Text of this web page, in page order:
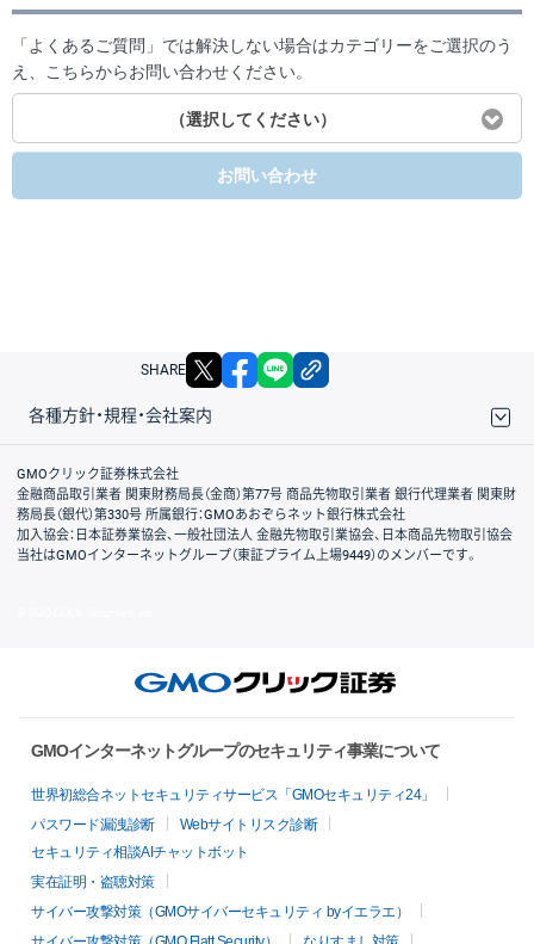
「よくあるご質問」では解決しない場合はカテゴリーをご選択のう
え、こちらからお問い合わせください。
（選択してください）
お問い合わせ
SHARE X facebook
各種方針・規程・会社案内
取引規程・約款
サイトマップ
その他のご案内
個人情報保護方針
最良執行方針
サイトのご利用について
ディスクレイマー
信託保全
リスク説明
会社案内
GMOクリック証券株式会社
金融商品取引業者 関東財務局長（金商）第77号 商品先物取引業者 銀行代理業者 関東財
務局長（銀代）第330号 所属銀行：GMOあおぞらネット銀行株式会社
加入協会：日本証券業協会、一般社団法人 金融先物取引業協会、日本商品先物取引協会
当社はGMOインターネットグループ（東証プライム上場9449）のメンバーです。
GMOインターネットグループのセキュリティ事業について
世界初総合ネットセキュリティサービス「GMOセキュリティ24」
パスワード漏洩診断
Webサイトリスク診断
セキュリティ相談AIチャットボット
実在証明・盗聴対策
サイバー攻撃対策（GMOサイバーセキュリティ byイエラエ）